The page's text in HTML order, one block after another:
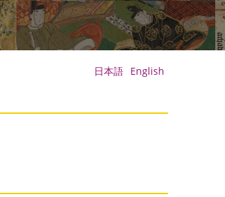
日本語 English